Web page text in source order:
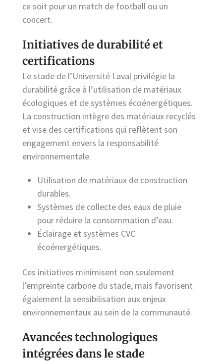
ce soit pour un match de football ou un
concert.
Initiatives de durabilité et
certifications
Le stade de l’Université Laval privilégie la
durabilité grâce à l’utilisation de matériaux
écologiques et de systèmes écoénergétiques.
La construction intègre des matériaux recyclés
et vise des certifications qui reflètent son
engagement envers la responsabilité
environnementale.
Utilisation de matériaux de construction
durables.
Systèmes de collecte des eaux de pluie
pour réduire la consommation d’eau.
Éclairage et systèmes CVC
écoénergétiques.
Ces initiatives minimisent non seulement
l’empreinte carbone du stade, mais favorisent
également la sensibilisation aux enjeux
environnementaux au sein de la communauté.
Avancées technologiques
intégrées dans le stade